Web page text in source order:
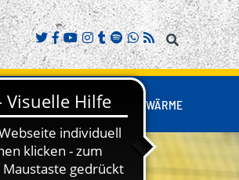
BUSINESS NESTWÄRME